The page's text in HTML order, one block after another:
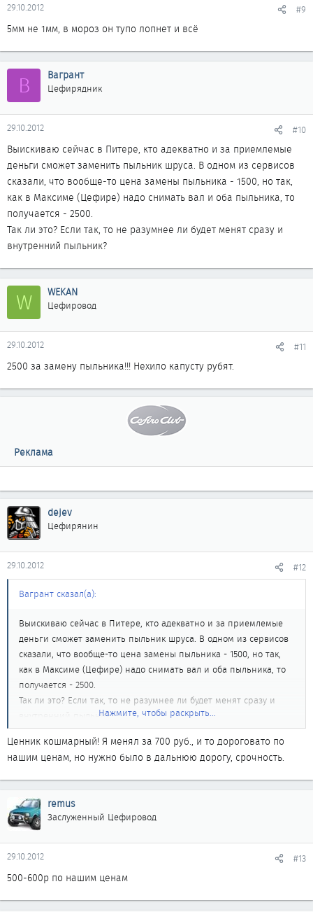
29.10.2012 #9
5мм не 1мм, в мороз он тупо лопнет и всё
В Вагрант
Цефирядник
29.10.2012 #10
Выискиваю сейчас в Питере, кто адекватно и за приемлемые
деньги сможет заменить пыльник шруса. В одном из сервисов
сказали, что вообще-то цена замены пыльника - 1500, но так,
как в Максиме (Цефире) надо снимать вал и оба пыльника, то
получается - 2500.
Так ли это? Если так, то не разумнее ли будет менят сразу и
внутренний пыльник?
W WEKAN
Цефировод
29.10.2012 #11
2500 за замену пыльника!!! Нехило капусту рубят.
Реклама
dejev
Цефирянин
29.10.2012 #12
Вагрант сказал(а):
Выискиваю сейчас в Питере, кто адекватно и за приемлемые
деньги сможет заменить пыльник шруса. В одном из сервисов
сказали, что вообще-то цена замены пыльника - 1500, но так,
как в Максиме (Цефире) надо снимать вал и оба пыльника, то
получается - 2500.
Так ли это? Если так, то не разумнее ли будет менят сразу и
внутренний пыльник?Нажмите, чтобы раскрыть...
Ценник кошмарный! Я менял за 700 руб., и то дороговато по
нашим ценам, но нужно было в дальнюю дорогу, срочность.
remus
Заслуженный Цефировод
29.10.2012 #13
500-600р по нашим ценам